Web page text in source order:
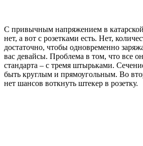
С привычным напряжением в
нет, а вот с розетками есть. Нет,
достаточно, чтобы одновременно
вас девайсы. Проблема в том, что все
стандарта – с тремя штырьками.
быть круглым и прямоугольным. Во
нет шансов воткнуть штекер в розетку.